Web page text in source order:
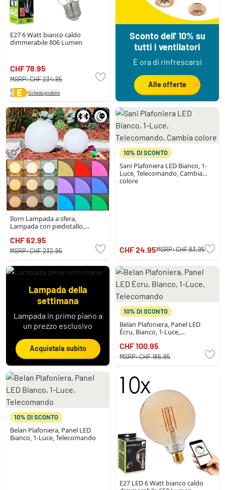
E27 6 Watt bianco caldo
dimmerabile 806 Lumen
CHF 78.95
MSRP:CHF 234.95
Scheda prodotto
Sconto dell' 10% su
tutti i ventilatori
È ora di rinfrescarsi
Alle offerte
Ilorn Lampada a sfera,
Lampada con piedistallo,
2-Luci, Telecomando
CHF 62.95
MSRP:CHF 232.95
10% DI SCONTO
Sani Plafoniera LED Bianco, 1-
Luce, Telecomando, Cambia
colore
CHF 24.95MSRP:CHF 83.95
Lampada della
settimana
Lampada in primo piano a
un prezzo esclusivo
Acquistala subito
10% DI SCONTO
Belan Plafoniera, Panel LED
Écru, Bianco, 1-Luce,
CHF 100.95
MSRP:CHF 186.95
10% DI SCONTO
Belan Plafoniera, Panel LED
Bianco, 1-Luce, Telecomando
E27 LED 6 Watt bianco caldo